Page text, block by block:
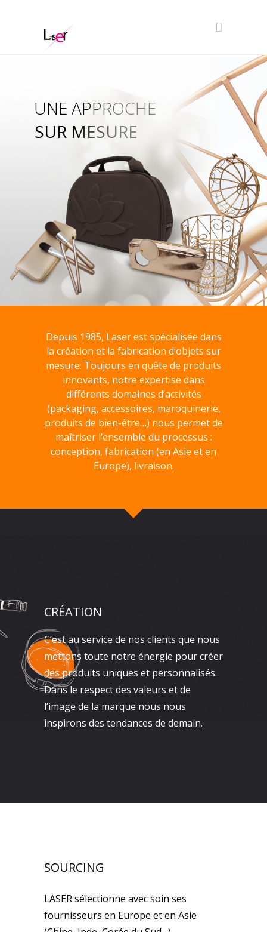
SUR MESURE
UNE APPROCHE
Depuis 1985, Laser est spécialisée dans
la création et la fabrication d’objets sur
mesure. Toujours en quête de produits
innovants, notre expertise dans
différents domaines d’activités
(packaging, accessoires, maroquinerie,
produits de bien-être…) nous permet de
maîtriser l’ensemble du processus :
conception, fabrication (en Asie et en
Europe), livraison.
CRÉATION
C’est au service de nos clients que nous
mettons toute notre énergie pour créer
des produits uniques et personnalisés.
Dans le respect des valeurs et de
l’image de la marque nous nous
inspirons des tendances de demain.
SOURCING
LASER sélectionne avec soin ses
fournisseurs en Europe et en Asie